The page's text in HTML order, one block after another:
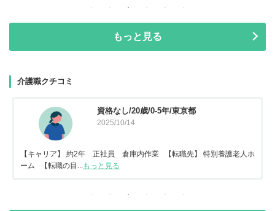
もっと見る
介護職クチコミ
資格なし/20歳/0-5年/東京都
2025/10/14
【キャリア】 約2年 正社員 倉庫内作業 【転職先】 特別養護老人ホ
ーム 【転職の目...
もっと見る